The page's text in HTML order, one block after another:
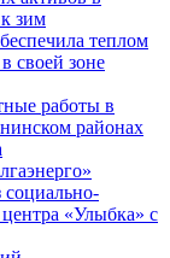
зим
теплом
своей зоне
работы в
районах
социально-
«Улыбка» с